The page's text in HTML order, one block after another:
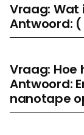
Vraag: Wat
Antwoord:
Vraag: Hoe
Antwoord:
nanotape